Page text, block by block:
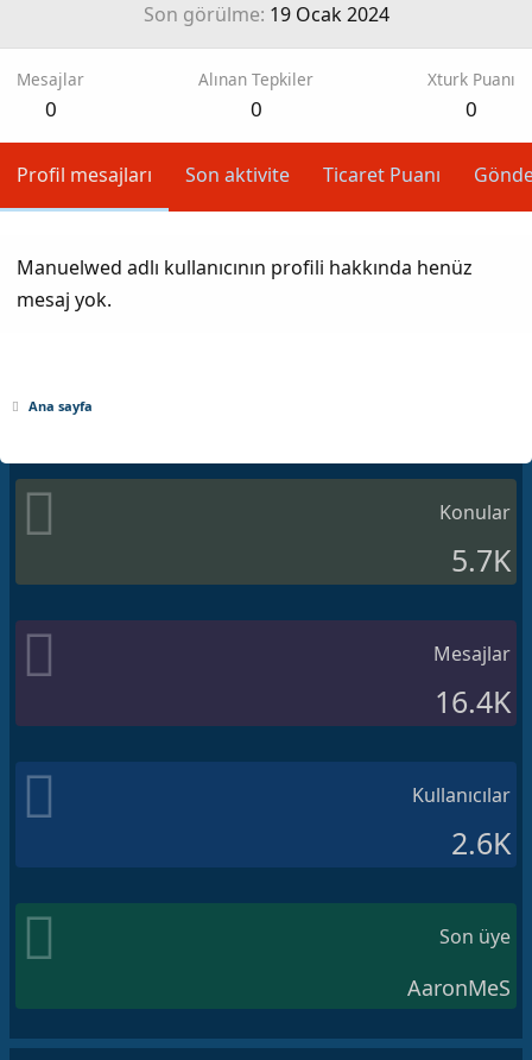
Son görülme 19 Ocak 2024
Mesajlar
0
Alınan Tepkiler
0
Xturk Puanı
0
Profil mesajları Son aktivite Ticaret Puanı
Manuelwed adlı kullanıcının profili hakkında henüz
mesaj yok.
Ana sayfa
Konular
5.7K
Mesajlar
16.4K
Kullanıcılar
2.6K
Son üye
AaronMeS